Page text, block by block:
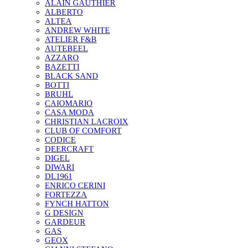
ALAIN GAUTHIER
ALBERTO
ALTEA
ANDREW WHITE
ATELIER F&B
AUTEBEEL
AZZARO
BAZETTI
BLACK SAND
BOTTI
BRUHL
CAIOMARIO
CASA MODA
CHRISTIAN LACROIX
CLUB OF COMFORT
CODICE
DEERCRAFT
DIGEL
DIWARI
DL1961
ENRICO CERINI
FORTEZZA
FYNCH HATTON
G DESIGN
GARDEUR
GAS
GEOX